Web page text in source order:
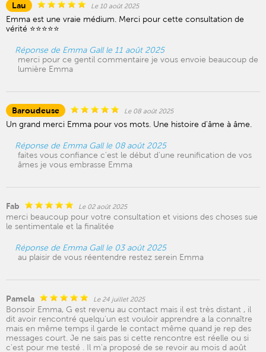
Lau Le 10 août 2025
Emma est une vraie médium. Merci pour cette consultation de
vérité ⭐️⭐️⭐️⭐️⭐️
Réponse de Emma Gall le 11 août 2025
merci pour ce gentil commentaire je vous envoie beaucoup de
lumière Emma
Baroudeuse Le 08 août 2025
Un grand merci Emma pour vos mots. Une histoire d'âme à âme.
Réponse de Emma Gall le 08 août 2025
faites vous confiance c'est le début d'une reunification de vos
âmes je vous embrasse Emma
Fab Le 02 août 2025
merci beaucoup pour votre consultation et visions des choses sue
le sentimentale et la finalitée
Réponse de Emma Gall le 03 août 2025
au plaisir de vous réentendre restez serein Emma
Pamela Le 24 juillet 2025
Bonsoir Emma, G est revenu au contact mais il est très distant , il
dit avoir rencontré quelqu'un est vouloir apprendre a la connaître
mais en même temps il garde le contact même quand je rep des
messages court. Je ne sais pas si cette rencontre est réelle ou si
c'est pour me testé . Il m'a proposé de se revoir au mois d août